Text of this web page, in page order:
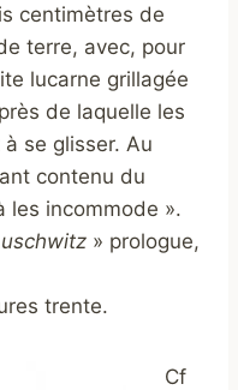
centimètres de
terre, avec, pour
lucarne grillagée
de laquelle les
se glisser. Au
contenu du
les incommode ».
» prologue,
trente.
Cf